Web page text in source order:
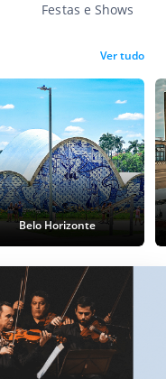
Festas e Shows
Ver tudo
Belo Horizonte